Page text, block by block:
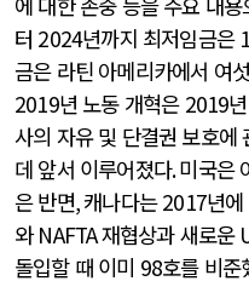
터 2024년까지 최저임금은
금은 라틴 아메리카에서 여
2019년 노동 개혁은 2019
사의 자유 및 단결권 보호에
데 앞서 이루어졌다.미국은
은 반면,캐나다는2017년
와NAFTA재협상과 새로운
돌입할 때 이미 98호를 비준